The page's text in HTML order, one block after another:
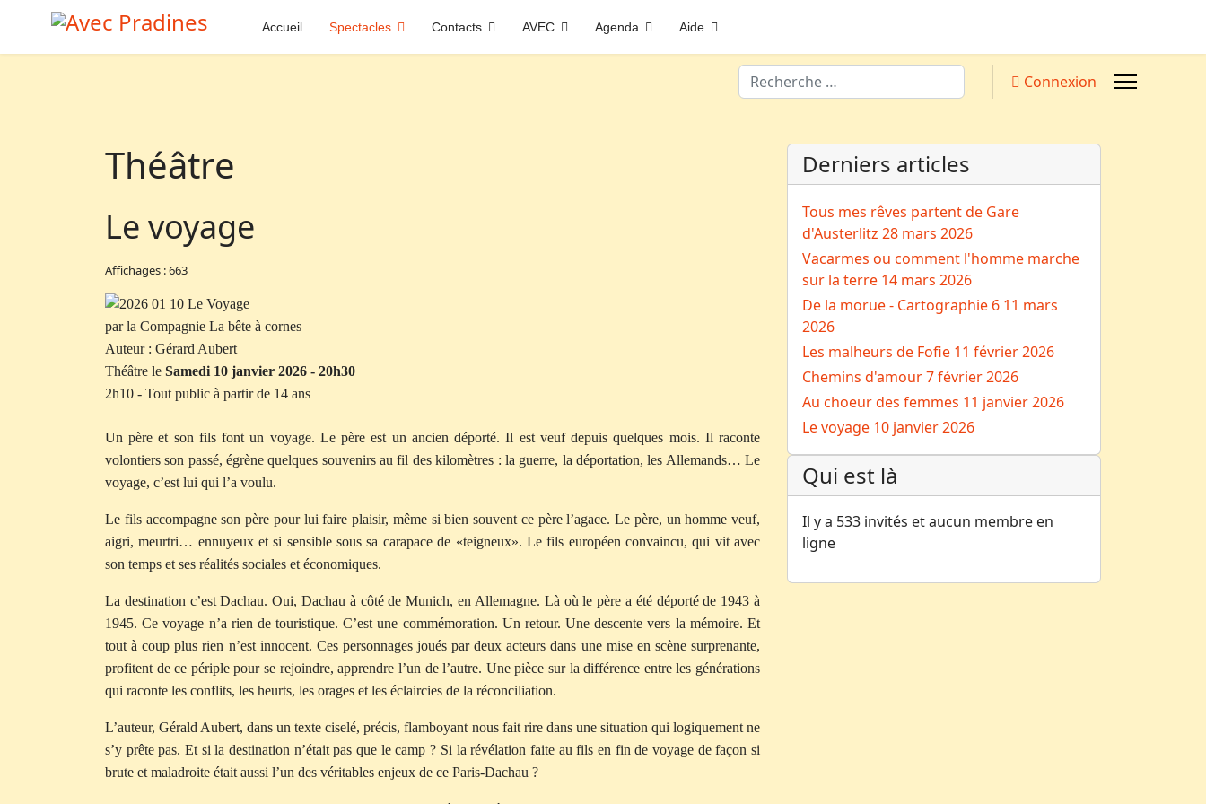
Accueil Spectacles Contacts AVEC Agenda Aide
Valider Connexion
Théâtre
Le voyage
Affichages : 663
par la Compagnie La bête à cornes
Auteur : Gérard Aubert
Théâtre le Samedi 10 janvier 2026 - 20h30
2h10 - Tout public à partir de 14 ans
Un père et son fils font un voyage. Le père est un ancien déporté. Il est veuf depuis quelques mois. Il raconte
volontiers son passé, égrène quelques souvenirs au fil des kilomètres : la guerre, la déportation, les Allemands… Le
voyage, c’est lui qui l’a voulu.
Le fils accompagne son père pour lui faire plaisir, même si bien souvent ce père l’agace. Le père, un homme veuf,
aigri, meurtri… ennuyeux et si sensible sous sa carapace de «teigneux». Le fils européen convaincu, qui vit avec
son temps et ses réalités sociales et économiques.
La destination c’est Dachau. Oui, Dachau à côté de Munich, en Allemagne. Là où le père a été déporté de 1943 à
1945. Ce voyage n’a rien de touristique. C’est une commémoration. Un retour. Une descente vers la mémoire. Et
tout à coup plus rien n’est innocent. Ces personnages joués par deux acteurs dans une mise en scène surprenante,
profitent de ce périple pour se rejoindre, apprendre l’un de l’autre. Une pièce sur la différence entre les générations
qui raconte les conflits, les heurts, les orages et les éclaircies de la réconciliation.
L’auteur, Gérald Aubert, dans un texte ciselé, précis, flamboyant nous fait rire dans une situation qui logiquement ne
s’y prête pas. Et si la destination n’était pas que le camp ? Si la révélation faite au fils en fin de voyage de façon si
brute et maladroite était aussi l’un des véritables enjeux de ce Paris-Dachau ?
Derniers articles
Tous mes rêves partent de Gare
d'Austerlitz 28 mars 2026
Vacarmes ou comment l'homme marche
sur la terre 14 mars 2026
De la morue - Cartographie 6 11 mars
2026
Les malheurs de Fofie 11 février 2026
Chemins d'amour7 février 2026
Au choeur des femmes 11 janvier 2026
Le voyage 10 janvier 2026
Qui est là
Il y a 533 invités et aucun membre en
ligne